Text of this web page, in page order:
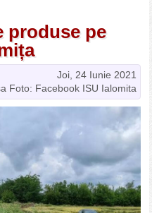
produse pe
Joi, 24 Iunie 2021
Foto: Facebook ISU Ialomita